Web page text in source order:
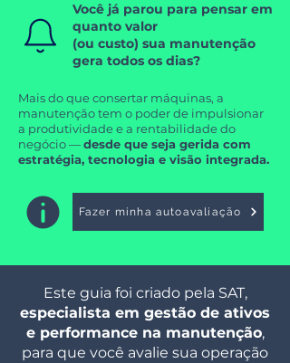
​Você já parou para pensar em
quanto valor
(ou custo) sua manutenção
gera todos os dias?
Mais do que consertar máquinas, a
manutenção tem o poder de impulsionar
a produtividade e a rentabilidade do
negócio —desde que seja gerida com
estratégia, tecnologia e visão integrada.
Fazer minha autoavaliação
Este guia foi criado pela SAT,
especialista em gestão de ativos
e performance na manutenção,
para que você avalie sua operação